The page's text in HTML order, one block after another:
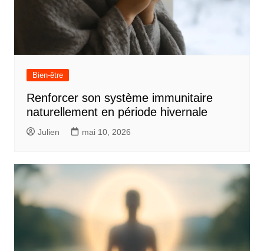
Bien-être
Renforcer son système immunitaire
naturellement en période hivernale
Julien mai 10, 2026